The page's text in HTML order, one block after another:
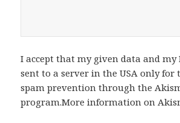
I accept that my given data and my
sent to a server in the USA only for
spam prevention through the
program.More information on